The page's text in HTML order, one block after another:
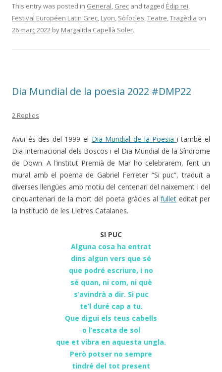
This entry was posted in General, Grec and tagged Èdip rei,
Festival Européen Latin Grec, Lyon, Sòfocles,Teatre,Tragèdia on
26 març 2022 by Margalida Capellà Soler.
Dia Mundial de la poesia 2022 #DMP22
2 Replies
Avui és des del 1999 el Dia Mundial de la Poesia i també el
Dia Internacional dels Boscos i el Dia Mundial de la Síndrome
de Down. A l’institut Premià de Mar ho celebrarem, fent un
mural amb el poema de Gabriel Ferreter “Si puc”, traduït a
diverses llengües amb motiu del centenari del naixement i del
cinquantenari de la mort del poeta gràcies al fullet editat per
la Institució de les Lletres Catalanes.
SI PUC
Alguna cosa ha entrat
dins algun vers que sé
que podré escriure, i no
sé quan, ni com, ni què
s’avindrà a dir. Si puc
te’l duré cap a tu.
Que digui els teus cabells
o l’escata de sol
que et vibra en aquesta ungla.
Però potser no sempre
tindré del tot present